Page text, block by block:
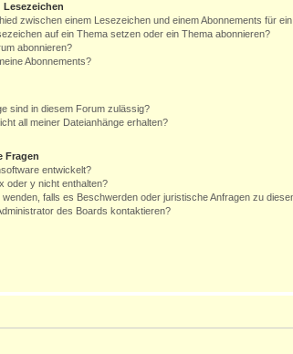
zwischen einem Lesezeichen und einem Abonnements für
auf ein Thema setzen oder ein Thema abonnieren?
abonnieren?
Abonnements?
sind in diesem Forum zulässig?
all meiner Dateianhänge erhalten?
Fragen
entwickelt?
oder y nicht enthalten?
falls es Beschwerden oder juristische Anfragen zu
des Boards kontaktieren?